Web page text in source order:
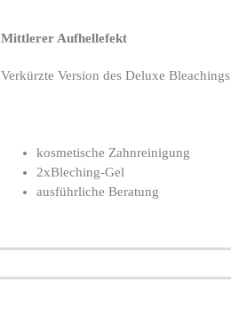
Mittlerer Aufhellefekt
Verkürzte Version des Deluxe Bleachings
kosmetische Zahnreinigung
2xBleching-Gel
ausführliche Beratung